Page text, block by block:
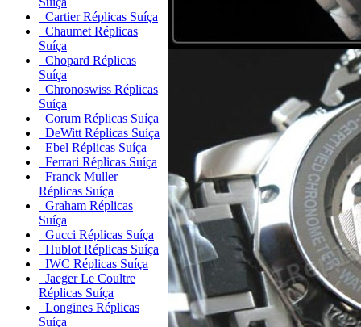
Cartier Réplicas Suíça
Chaumet Réplicas
Suíça
Chopard Réplicas
Suíça
Chronoswiss Réplicas
Suíça
Corum Réplicas Suíça
DeWitt Réplicas Suíça
Ebel Réplicas Suíça
Ferrari Réplicas Suíça
Franck Muller
Réplicas Suíça
Graham Réplicas
Suíça
Gucci Réplicas Suíça
Hublot Réplicas Suíça
IWC Réplicas Suíça
Jaeger Le Coultre
Réplicas Suíça
Longines Réplicas
Suíça